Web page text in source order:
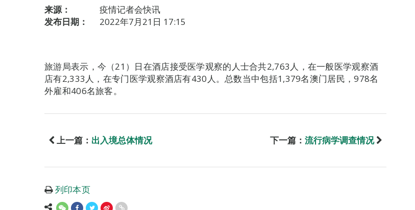
来源：
疫情记者会快讯
发布日期：
2022年7月21日 17:15
旅游局表示，今（21）日在酒店接受医学观察的人士合共2,763人，在一般医学观察酒
店有2,333人，在专门医学观察酒店有430人。总数当中包括1,379名澳门居民，978名
外雇和406名旅客。
上一篇： 出入境总体情况 下一篇： 流行病学调查情况
列印本页